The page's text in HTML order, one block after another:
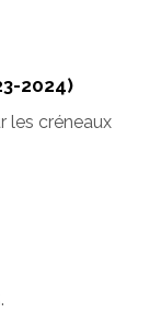
2024)
les créneaux